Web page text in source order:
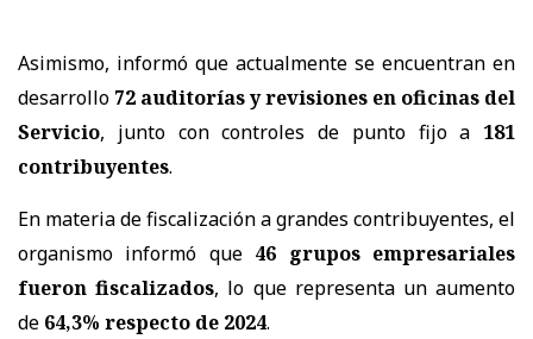
Asimismo, informó que actualmente se encuentran en
desarrollo 72 auditorías y revisiones en oficinas del
Servicio, junto con controles de punto fijo a 181
contribuyentes.
En materia de fiscalización a grandes contribuyentes, el
organismo informó que 46 grupos empresariales
fueron fiscalizados, lo que representa un aumento
de 64,3% respecto de 2024.